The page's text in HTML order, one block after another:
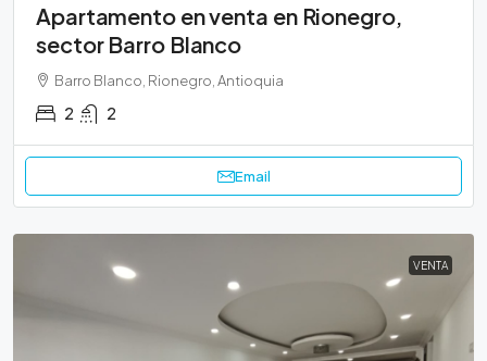
Apartamento en venta en Rionegro,
sector Barro Blanco
Barro Blanco, Rionegro, Antioquia
2 2
Email
VENTA